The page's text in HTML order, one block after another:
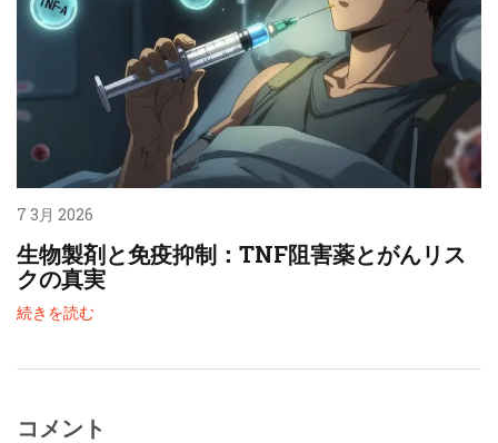
7 3月 2026
生物製剤と免疫抑制：TNF阻害薬とがんリス
クの真実
続きを読む
コメント